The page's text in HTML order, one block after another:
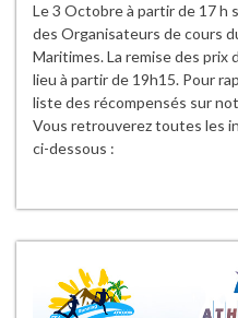
Le 3 Octobre à partir de 17 h
des Organisateurs de cours
Maritimes. La remise des prix
lieu à partir de 19h15. Pour
liste des récompensés sur
Vous retrouverez toutes les
ci-dessous :